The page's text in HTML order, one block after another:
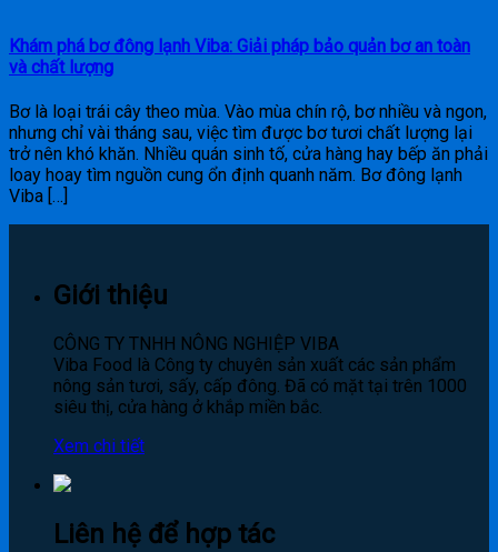
Khám phá bơ đông lạnh Viba: Giải pháp bảo quản bơ an toàn
và chất lượng
Bơ là loại trái cây theo mùa. Vào mùa chín rộ, bơ nhiều và ngon,
nhưng chỉ vài tháng sau, việc tìm được bơ tươi chất lượng lại
trở nên khó khăn. Nhiều quán sinh tố, cửa hàng hay bếp ăn phải
loay hoay tìm nguồn cung ổn định quanh năm. Bơ đông lạnh
Viba […]
Giới thiệu
CÔNG TY TNHH NÔNG NGHIỆP VIBA
Viba Food là Công ty chuyên sản xuất các sản phẩm
nông sản tươi, sấy, cấp đông. Đã có mặt tại trên 1000
siêu thị, cửa hàng ở khắp miền bắc.
Xem chi tiết
Liên hệ để hợp tác